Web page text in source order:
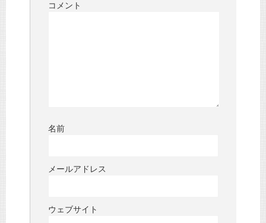
コメント
名前
メールアドレス
ウェブサイト